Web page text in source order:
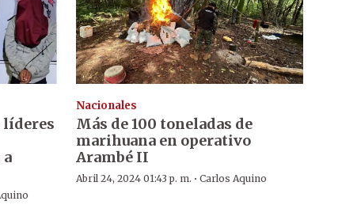
líderes
Nacionales
Más de 100 toneladas de
marihuana en operativo
Arambé II
Abril 24, 2024 01:43 p. m. · Carlos Aquino